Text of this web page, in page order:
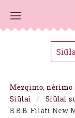
Mezgimo,
Siūlai
Siūlai
B.B.B. Filati New